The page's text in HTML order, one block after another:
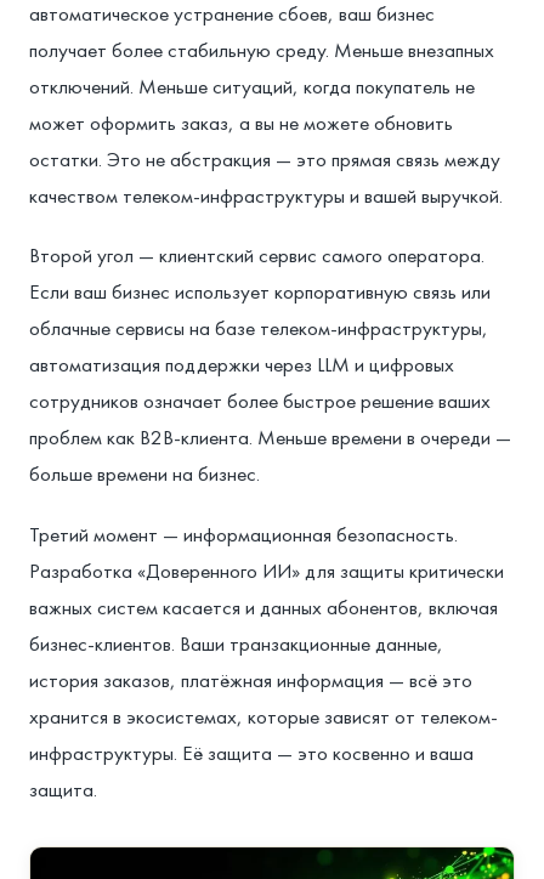
автоматическое устранение сбоев, ваш бизнес
получает более стабильную среду. Меньше внезапных
отключений. Меньше ситуаций, когда покупатель не
может оформить заказ, а вы не можете обновить
остатки. Это не абстракция — это прямая связь между
качеством телеком-инфраструктуры и вашей выручкой.
Второй угол — клиентский сервис самого оператора.
Если ваш бизнес использует корпоративную связь или
облачные сервисы на базе телеком-инфраструктуры,
автоматизация поддержки через LLM и цифровых
сотрудников означает более быстрое решение ваших
проблем как B2B-клиента. Меньше времени в очереди —
больше времени на бизнес.
Третий момент — информационная безопасность.
Разработка «Доверенного ИИ» для защиты критически
важных систем касается и данных абонентов, включая
бизнес-клиентов. Ваши транзакционные данные,
история заказов, платёжная информация — всё это
хранится в экосистемах, которые зависят от телеком-
инфраструктуры. Её защита — это косвенно и ваша
защита.